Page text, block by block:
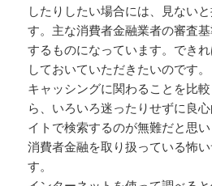
したりしたい場合には、見ない
す。主な消費者金融業者の審査
するものになっています。でき
しておいていただきたいのです。
キャッシングに関わることを比
ら、いろいろ迷ったりせずに良
イトで検索するのが無難だと思
消費者金融を取り扱っている怖
す。